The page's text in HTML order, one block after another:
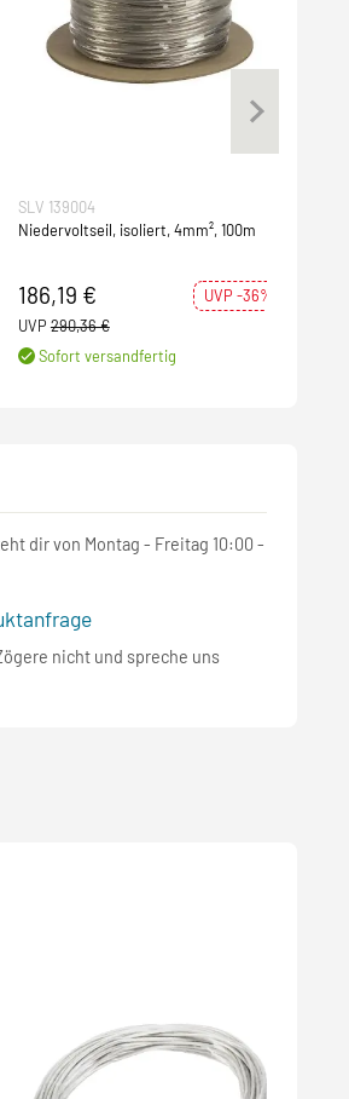
SLV 139004
Niedervoltseil, isoliert, 4mm², 100m
186,19 €
UVP -36%
UVP 290,36 €
Sofort versandfertig
dir von Montag - Freitag 10:00 -
nicht und spreche uns